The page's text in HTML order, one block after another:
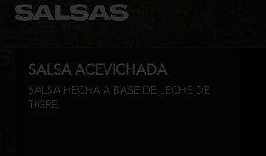
SALSAS
SALSA ACEVICHADA
SALSA HECHA A BASE DE LECHE DE
TIGRE.